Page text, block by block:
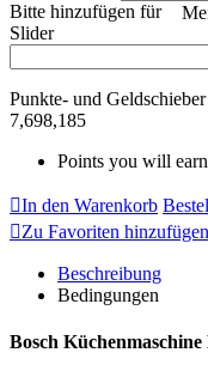
Bitte hinzufügen für
Slider
Punkte- und
7,698,185
Points you will earn
In den Warenkorb
Zu Favoriten hinzufügen
Beschreibung
Bedingungen
Bosch